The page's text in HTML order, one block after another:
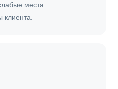
места
клиента.